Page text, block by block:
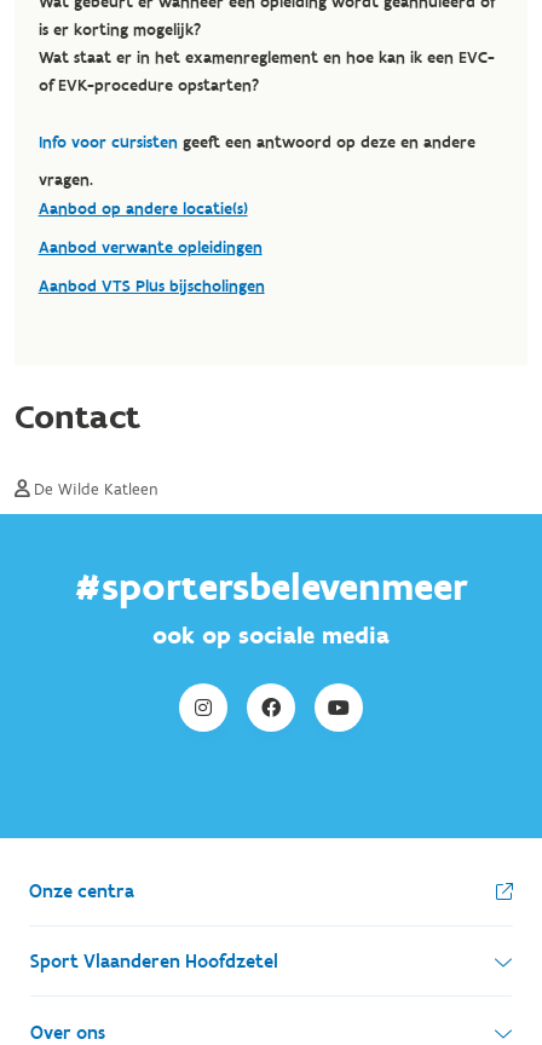
#sportersbelevenmeer
ook op sociale media
Onze centra
Sport Vlaanderen Hoofdzetel
Simon Bolivarlaan 17
Over ons